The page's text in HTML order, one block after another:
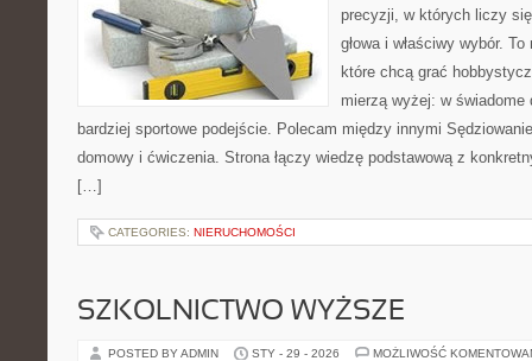
precyzji, w których liczy
głowa i właściwy wybór.
które chcą grać
mierzą wyżej: w
bardziej sportowe podejście. Polecam między innymi
domowy i ćwiczenia. Strona łączy wiedzę podstawową z
[…]
CATEGORIES: NIERUCHOMOŚCI
SZKOLNICTWO WYŻSZE
POSTED BY ADMIN STY - 29 - 2026 MOŻLIWOŚĆ